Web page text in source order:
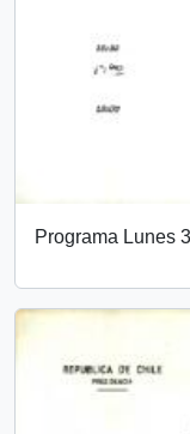
Programa Lunes